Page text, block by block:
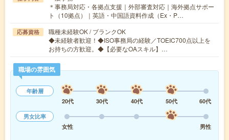
＊事務局対応・各拠点支援｜外部審査対応｜海外拠点サポー
ト（10拠点）｜英語・中国語資料作成（Ex・P…
応募資格
職種未経験OK / ブランクOK
◆未経験者歓迎！◆ISO事務局の経験／TOEIC700点以上を
お持ちの方歓迎。◆【必要なOAスキル】…
職場の雰囲気
年齢層
20代
30代 40代 50代
60代
男女比率
女性
男性